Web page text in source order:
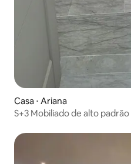
Casa ⋅ Ariana
S+3 Mobiliado de alto